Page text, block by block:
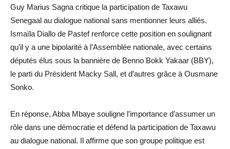
Guy Marius Sagna critique la participation de Taxawu
Senegaal au dialogue national sans mentionner leurs alliés.
Ismaïla Diallo de Pastef renforce cette position en soulignant
qu’il y a une bipolarité à l’Assemblée nationale, avec certains
députés élus sous la bannière de Benno Bokk Yakaar (BBY),
le parti du Président Macky Sall, et d’autres grâce à Ousmane
Sonko.
En réponse, Abba Mbaye souligne l’importance d’assumer un
rôle dans une démocratie et défend la participation de Taxawu
au dialogue national. Il affirme que son groupe politique est